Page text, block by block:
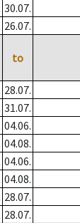
30.07.
26.07.
to
28.07.
31.07.
04.06.
04.08.
04.06.
04.08.
28.07.
28.07.